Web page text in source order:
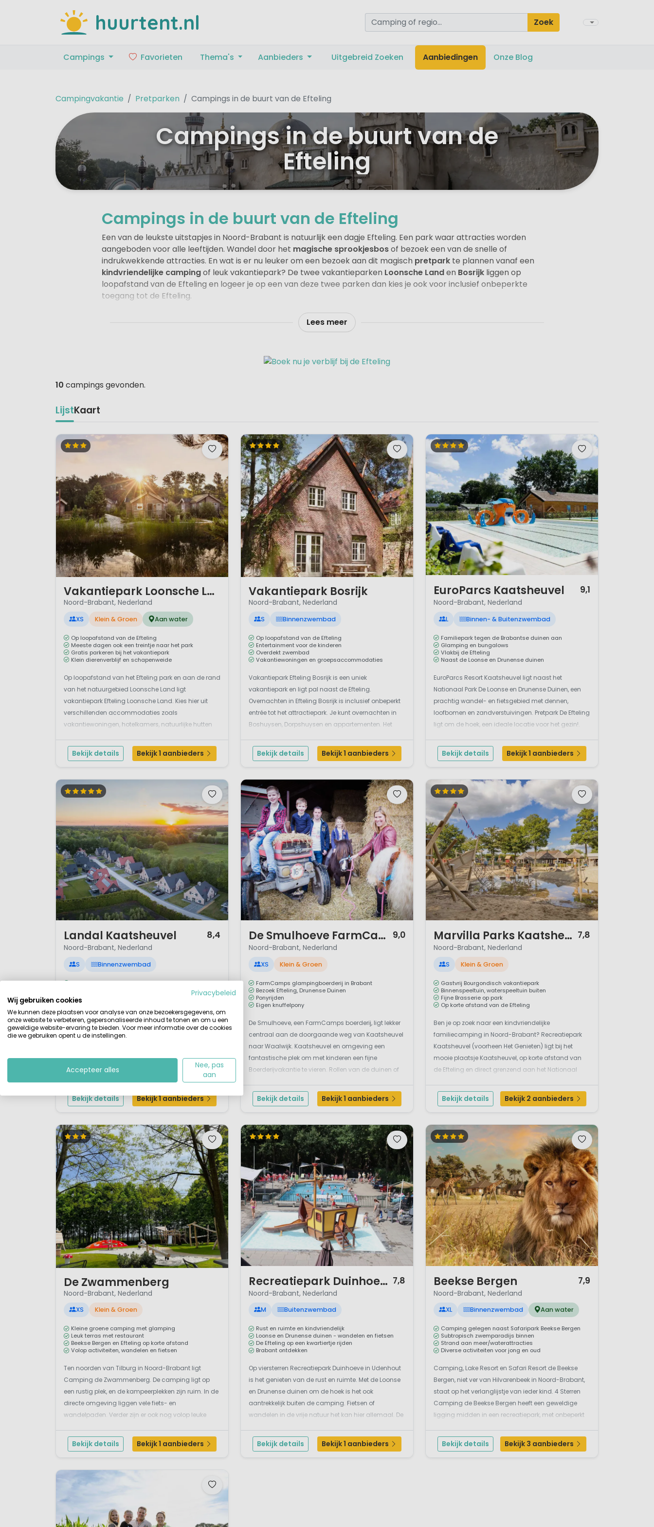
huurtent.nl Zoek
Campings Favorieten Thema's Aanbieders Uitgebreid Zoeken Aanbiedingen Onze Blog
Campingvakantie Pretparken Campings in de buurt van de Efteling
Campings in de buurt van de
Efteling
Campings in de buurt van de Efteling
Een van de leukste uitstapjes in Noord-Brabant is natuurlijk een dagje Efteling. Een park waar attracties worden
aangeboden voor alle leeftijden. Wandel door het magische sprookjesbosof bezoek een van de snelle of
indrukwekkende attracties. En wat is er nu leuker om een bezoek aan dit magisch pretpark te plannen vanaf een
kindvriendelijke campingof leuk vakantiepark? De twee vakantieparken Loonsche Landen Bosrijk liggen op
loopafstand van de Efteling en logeer je op een van deze twee parken dan kies je ook voor inclusief onbeperkte
toegang tot de Efteling.
Er liggen verder ook diverse leuke en gezellige campings en vakantieparken in de buurt van Kaatsheuvel. Ook de
campings, die wat verder weg liggen van de Efteling, hebben in dit overzicht nog een redelijke afstand met de auto.
of vakantiepark mooi combineren met een bezoek van een of meer dagen aan de Efteling.
Lees meer
10 campings gevonden.
LijstKaart
Vakantiepark Loonsche Land
Noord-Brabant, Nederland
XS Klein & Groen Aan water
Op loopafstand van de Efteling
Meeste dagen ook een treintje naar het park
Gratis parkeren bij het vakantiepark
Klein dierenverblijf en schapenweide
Op loopafstand van het Efteling park en aan de rand
van het natuurgebied Loonsche Land ligt
vakantiepark Efteling Loonsche Land. Kies hier uit
verschillenden accommodaties zoals
vakantiewoningen, hotelkamers, natuurlijke hutten
de Efteling. Zo kun je nagenieten van een heerlijke
dag in de Efteling ...
Bekijk details Bekijk 1 aanbieders
Vakantiepark Bosrijk
Noord-Brabant, Nederland
S Binnenzwembad
Op loopafstand van de Efteling
Entertainment voor de kinderen
Overdekt zwembad
Vakantiewoningen en groepsaccommodaties
Vakantiepark Efteling Bosrijk is een uniek
vakantiepark en ligt pal naast de Efteling.
Overnachten in Efteling Bosrijk is inclusief onbeperkt
entrée tot het attractiepark. Je kunt overnachten in
Boshuysen, Dorpshuysen en appartementen. Het
kleine supermarkt, zwembad, whirlpool en terras.
Voor eten e...
Bekijk details Bekijk 1 aanbieders
EuroParcs Kaatsheuvel 9,1
Noord-Brabant, Nederland
L Binnen- & Buitenzwembad
Familiepark tegen de Brabantse duinen aan
Glamping en bungalows
Vlakbij de Efteling
Naast de Loonse en Drunense duinen
EuroParcs Resort Kaatsheuvel ligt naast het
Nationaal Park De Loonse en Drunense Duinen, een
prachtig wandel- en fietsgebied met dennen,
loofbomen en zandverstuivingen. Pretpark De Efteling
ligt om de hoek, een ideale locatie voor het gezin!.
beleven. Op de camping word je omringd door bos,
heide en d...
Bekijk details Bekijk 1 aanbieders
Landal Kaatsheuvel 8,4
Noord-Brabant, Nederland
S Binnenzwembad
Nieuw vakantiepark vlakbij de Efteling
Kleinschalig park
Broodjesservice
Dit kindvriendelijke Landal vakantiepark heeft 104
modern ingerichte huizen. Een ideale combinatie
korte afstand van de Efteling en naast het nationaal
park Loonse en Drunense duinen. De vakantiehuizen
zijn luxe ingericht en hebben allemaal een veranda,
Bekijk details Bekijk 1 aanbieders
De Smulhoeve FarmCamps 9,0
Noord-Brabant, Nederland
XS Klein & Groen
FarmCamps glampingboerderij in Brabant
Bezoek Efteling, Drunense Duinen
Ponyrijden
Eigen knuffelpony
De Smulhoeve, een FarmCamps boerderij, ligt lekker
centraal aan de doorgaande weg van Kaatsheuvel
naar Waalwijk. Kaatsheuvel en omgeving een
fantastische plek om met kinderen een fijne
Boerderijvakantie te vieren. Rollen van de duinen of
buitengebied ligt dit leuke en gezellige
paardenpension va...
Bekijk details Bekijk 1 aanbieders
Marvilla Parks Kaatsheuvel 7,8
Noord-Brabant, Nederland
S Klein & Groen
Gastvrij Bourgondisch vakantiepark
Binnenspeeltuin, waterspeeltuin buiten
Fijne Brasserie op park
Op korte afstand van de Efteling
Ben je op zoek naar een kindvriendelijke
familiecamping in Noord-Brabant? Recreatiepark
Kaatsheuvel (voorheen Het Genieten) ligt bij het
mooie plaatsje Kaatsheuvel, op korte afstand van
de Efteling en direct grenzend aan het Nationaal
vakantiepark is gelegen midden in een groot bos.
Vanaf camping Kaatshe...
Bekijk details Bekijk 2 aanbieders
De Zwammenberg
Noord-Brabant, Nederland
XS Klein & Groen
Kleine groene camping met glamping
Leuk terras met restaurant
Beekse Bergen en Efteling op korte afstand
Volop activiteiten, wandelen en fietsen
Ten noorden van Tilburg in Noord-Brabant ligt
Camping de Zwammenberg. De camping ligt op
een rustig plek, en de kampeerplekken zijn ruim. In de
directe omgeving liggen vele fiets- en
wandelpaden. Verder zijn er ook nog volop leuke
en vestingstadje Heusden. Als je op de fiets stapt (of
zelfs wande...
Bekijk details Bekijk 1 aanbieders
Recreatiepark Duinhoeve 7,8
Noord-Brabant, Nederland
M Buitenzwembad
Rust en ruimte en kindvriendelijk
Loonse en Drunense duinen - wandelen en fietsen
De Efteling op een kwartiertje rijden
Brabant ontdekken
Op viersterren Recreatiepark Duinhoeve in Udenhout
is het genieten van de rust en ruimte. Met de Loonse
en Drunense duinen om de hoek is het ook
aantrekkelijk buiten de camping. Fietsen of
wandelen in de vrije natuur het kan hier allemaal. De
plekken in Brabant. Het gebied is ruim 3.500 hectare
groo...
Bekijk details Bekijk 1 aanbieders
Beekse Bergen 7,9
Noord-Brabant, Nederland
XL Binnenzwembad Aan water
Camping gelegen naast Safaripark Beekse Bergen
Subtropisch zwemparadijs binnen
Strand aan meer/waterattracties
Diverse activiteiten voor jong en oud
Camping, Lake Resort en Safari Resort de Beekse
Bergen, niet ver van Hilvarenbeek in Noord-Brabant,
staat op het verlanglijstje van ieder kind. 4 Sterren
Camping de Beekse Bergen heeft een geweldige
ligging midden in een recreatiepark, met onbeperkt
water in de buurt: zwemmeer én binnenbad. Oo...
Bekijk details Bekijk 3 aanbieders
Privacybeleid
Wij gebruiken cookies
We kunnen deze plaatsen voor analyse van onze bezoekersgegevens, om
onze website te verbeteren, gepersonaliseerde inhoud te tonen en om u een
geweldige website-ervaring te bieden. Voor meer informatie over de cookies
die we gebruiken opent u de instellingen.
Accepteer alles
Nee, pas
aan